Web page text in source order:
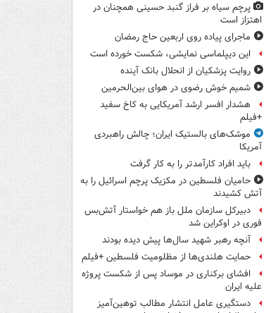
پرچم سیاه بر فراز گنبد حسینی همچنان در
اهتزاز است
ماجرای پیاده روی اربعین حاج رمضان
این دیپلماسی نمایشی، شکست خورده است
روایت پزشکیان از انحلال بانک آینده
شمیم خوش رضوی در هوای بین‌الحرمین
هشدار افسر ارشد آمریکایی به کاخ سفید
+فیلم
موشک‌های بالستیک ایران؛ چالش راهبردی
آمریکا
باید افراد کارآمدتر را به کار گرفت
حامیان فلسطین در مکزیک پرچم اسرائیل را به
آتش کشیدند
دبیرکل سازمان ملل باز هم خواستار آتش‌بس
فوری در اوکراین شد
آنچه رهبر شهید سال‌ها پیش دیده بودند
حمایت هلندی‌ها از مظلومیت فلسطین +فیلم
افشای برکناری در موساد پس از شکست پروژه
علیه ایران
دستگیری عامل انتشار مطالب توهین‌آمیز